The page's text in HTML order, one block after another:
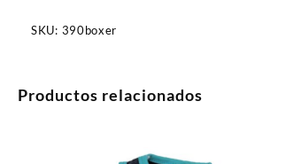
SKU: 390boxer
Productos relacionados